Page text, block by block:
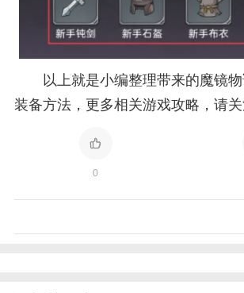
以上就是小编整理带来的魔镜
装备方法，更多相关游戏攻略，请
0